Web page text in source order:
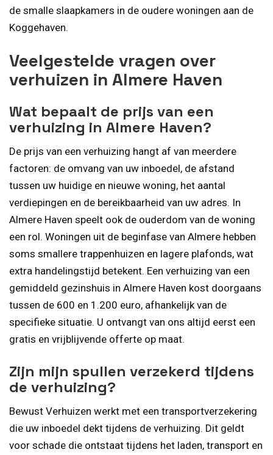
de smalle slaapkamers in de oudere woningen aan de
Koggehaven.
Veelgestelde vragen over
verhuizen in Almere Haven
Wat bepaalt de prijs van een
verhuizing in Almere Haven?
De prijs van een verhuizing hangt af van meerdere
factoren: de omvang van uw inboedel, de afstand
tussen uw huidige en nieuwe woning, het aantal
verdiepingen en de bereikbaarheid van uw adres. In
Almere Haven speelt ook de ouderdom van de woning
een rol. Woningen uit de beginfase van Almere hebben
soms smallere trappenhuizen en lagere plafonds, wat
extra handelingstijd betekent. Een verhuizing van een
gemiddeld gezinshuis in Almere Haven kost doorgaans
tussen de 600 en 1.200 euro, afhankelijk van de
specifieke situatie. U ontvangt van ons altijd eerst een
gratis en vrijblijvende offerte op maat.
Zijn mijn spullen verzekerd tijdens
de verhuizing?
Bewust Verhuizen werkt met een transportverzekering
die uw inboedel dekt tijdens de verhuizing. Dit geldt
voor schade die ontstaat tijdens het laden, transport en